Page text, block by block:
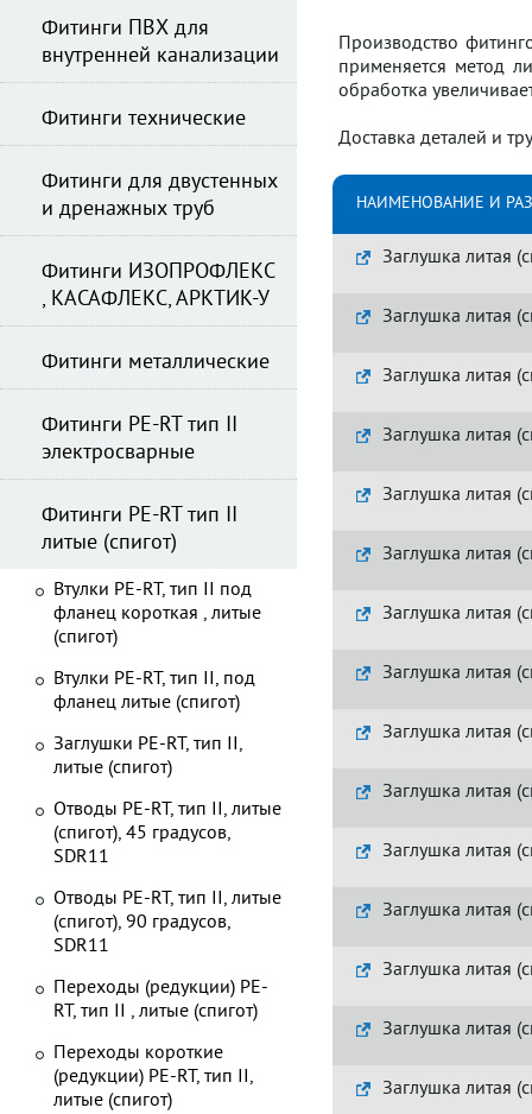
Производство
применяется метод
обработка
Доставка деталей и
НАИМЕНОВАНИЕ И
Заглушка литая
Заглушка литая
Заглушка литая
Заглушка литая
Заглушка литая
Заглушка литая
Заглушка литая
Заглушка литая
Заглушка литая
Заглушка литая
Заглушка литая
Заглушка литая
Заглушка литая
Заглушка литая
Заглушка литая
Фитинги ПВХ для
внутренней канализации
Фитинги технические
Фитинги для двустенных
и дренажных труб
Фитинги ИЗОПРОФЛЕКС
, КАСАФЛЕКС, АРКТИК-У
Фитинги металлические
Фитинги PE-RT тип II
электросварные
Фитинги PE-RT тип II
литые (спигот)
Втулки PE-RT, тип II под
фланец короткая , литые
(спигот)
Втулки PE-RT, тип II, под
фланец литые (спигот)
Заглушки PE-RT, тип II,
литые (спигот)
Отводы PE-RT, тип II, литые
(спигот), 45 градусов,
SDR11
Отводы PE-RT, тип II, литые
(спигот), 90 градусов,
SDR11
Переходы (редукции) PE-
RT, тип II , литые (спигот)
Переходы короткие
(редукции) PE-RT, тип II,
литые (спигот)